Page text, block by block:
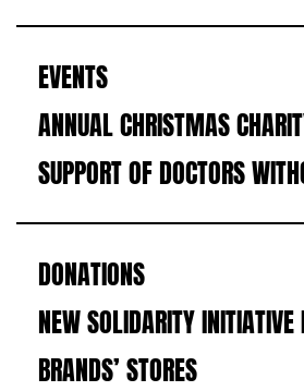
EVENTS
ANNUAL CHRISTMAS
SUPPORT OF DOCTORS
DONATIONS
NEW SOLIDARITY INITIATIVE
BRANDS’ STORES